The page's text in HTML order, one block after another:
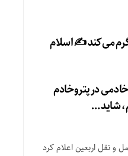
گرم می‌کند ✍️ اسلام
در پتروخادم
شاید …
و نقل اربعین اعلام کرد